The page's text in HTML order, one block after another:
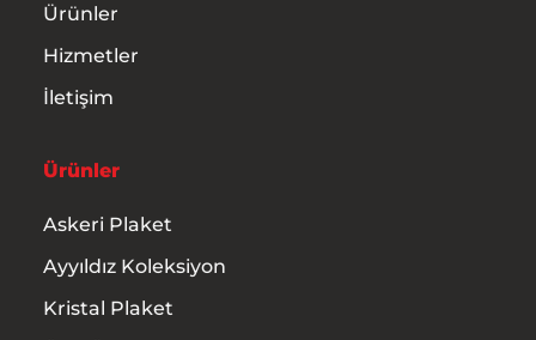
Ürünler
Hizmetler
İletişim
Ürünler
Askeri Plaket
Ayyıldız Koleksiyon
Kristal Plaket